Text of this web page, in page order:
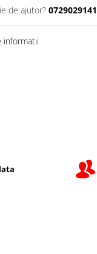
de ajutor? 0729029141
informatii